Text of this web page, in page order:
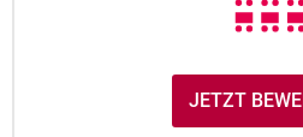
JETZT